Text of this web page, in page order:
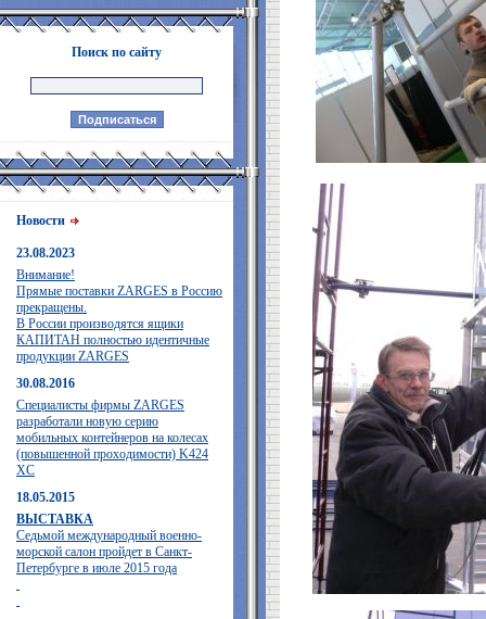
Поиск по сайту
Новости
23.08.2023
Внимание!
Прямые поставки ZARGES в Россию
прекращены.
В России производятся ящики
КАПИТАН полностью идентичные
продукции ZARGES
30.08.2016
Специалисты фирмы ZARGES
разработали новую серию
мобильных контейнеров на колесах
(повышенной проходимости) K424
XC
18.05.2015
ВЫСТАВКА
Седьмой международный военно-
морской салон пройдет в Санкт-
Петербурге в июле 2015 года